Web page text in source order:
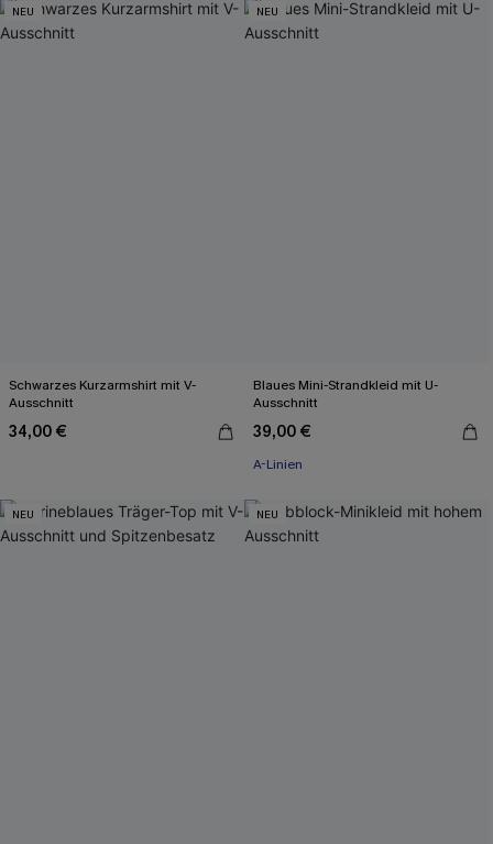
NEU
Schwarzes Kurzarmshirt mit V-
Ausschnitt
34,00 €
NEU
Blaues Mini-Strandkleid mit U-
Ausschnitt
39,00 €
A-Linien
NEU NEU